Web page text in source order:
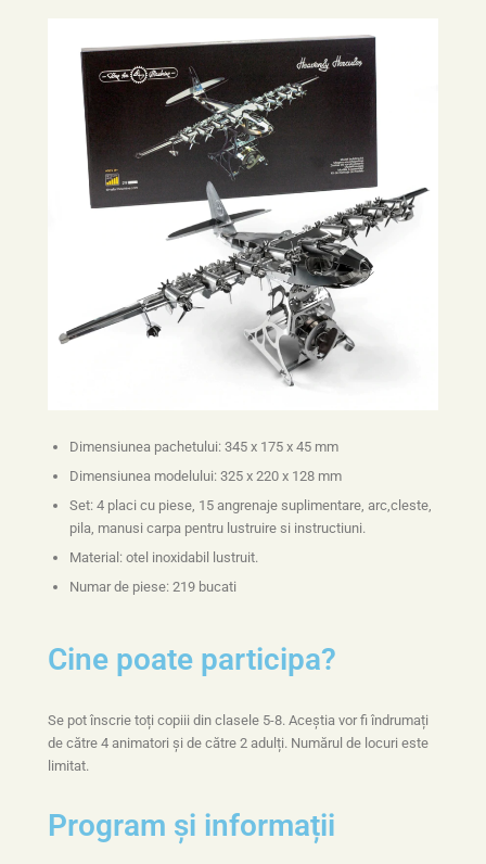
Dimensiunea pachetului: 345 x 175 x 45 mm
Dimensiunea modelului: 325 x 220 x 128 mm
Set: 4 placi cu piese, 15 angrenaje suplimentare, arc,cleste,
pila, manusi carpa pentru lustruire si instructiuni.
Material: otel inoxidabil lustruit.
Numar de piese: 219 bucati
Cine poate participa?
Se pot înscrie toți copiii din clasele 5-8. Aceștia vor fi îndrumați
de către 4 animatori și de către 2 adulți. Numărul de locuri este
limitat.
Program și informații